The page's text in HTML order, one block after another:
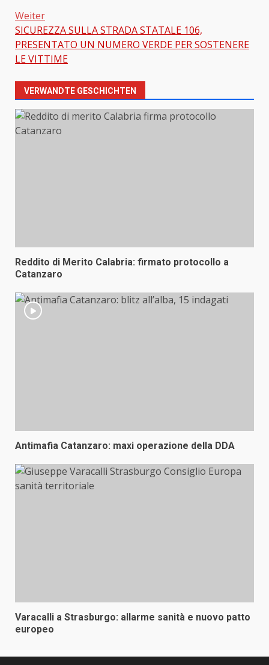
Weiter
SICUREZZA SULLA STRADA STATALE 106,
PRESENTATO UN NUMERO VERDE PER SOSTENERE
LE VITTIME
VERWANDTE GESCHICHTEN
Reddito di Merito Calabria: firmato protocollo a
Catanzaro
Antimafia Catanzaro: maxi operazione della DDA
Varacalli a Strasburgo: allarme sanità e nuovo patto
europeo